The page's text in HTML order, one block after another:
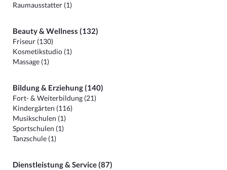
Raumausstatter (1)
Beauty & Wellness (132)
Friseur (130)
Kosmetikstudio (1)
Massage (1)
Bildung & Erziehung (140)
Fort- & Weiterbildung (21)
Kindergärten (116)
Musikschulen (1)
Sportschulen (1)
Tanzschule (1)
Dienstleistung & Service (87)